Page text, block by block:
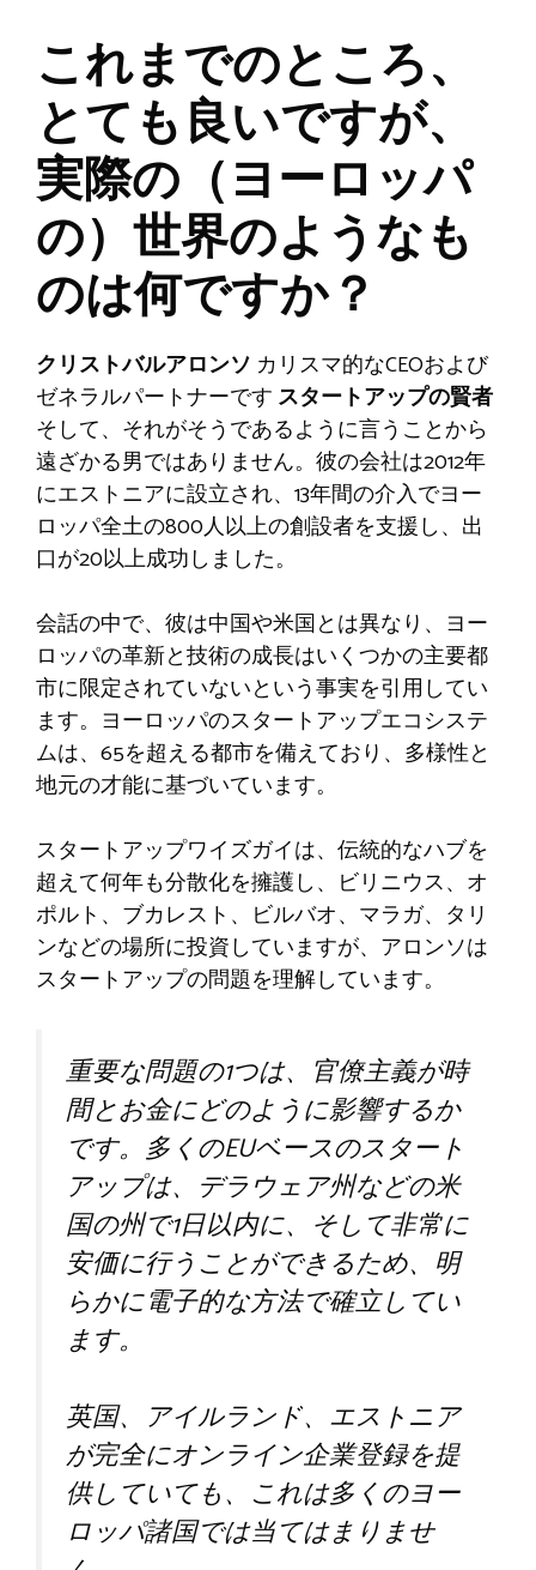
これまでのところ、
とても良いですが、
実際の（ヨーロッパ
の）世界のようなも
のは何ですか？
クリストバルアロンソ カリスマ的なCEOおよび
ゼネラルパートナーです スタートアップの賢者
そして、それがそうであるように言うことから
遠ざかる男ではありません。彼の会社は2012年
にエストニアに設立され、13年間の介入でヨー
ロッパ全土の800人以上の創設者を支援し、出
口が20以上成功しました。
会話の中で、彼は中国や米国とは異なり、ヨー
ロッパの革新と技術の成長はいくつかの主要都
市に限定されていないという事実を引用してい
ます。ヨーロッパのスタートアップエコシステ
ムは、65を超える都市を備えており、多様性と
地元の才能に基づいています。
スタートアップワイズガイは、伝統的なハブを
超えて何年も分散化を擁護し、ビリニウス、オ
ポルト、ブカレスト、ビルバオ、マラガ、タリ
ンなどの場所に投資していますが、アロンソは
スタートアップの問題を理解しています。
重要な問題の1つは、官僚主義が時
間とお金にどのように影響するか
です。多くのEUベースのスタート
アップは、デラウェア州などの米
国の州で1日以内に、そして非常に
安価に行うことができるため、明
らかに電子的な方法で確立してい
ます。
英国、アイルランド、エストニア
が完全にオンライン企業登録を提
供していても、これは多くのヨー
ロッパ諸国では​​当てはまりませ